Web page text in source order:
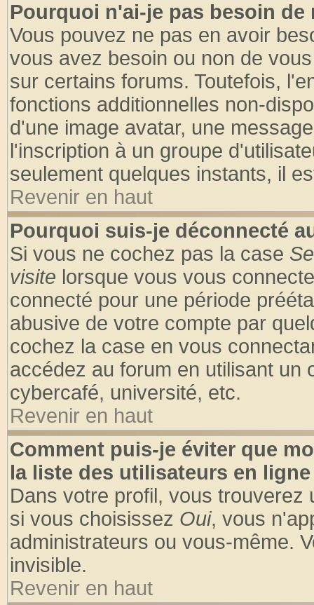
Pourquoi n'ai-je pas besoin de
Vous pouvez ne pas en avoir
vous avez besoin ou non de
sur certains forums. Toutefois,
fonctions additionnelles non-
d'une image avatar, une
l'inscription à un groupe
seulement quelques instants, il
Revenir en haut
Pourquoi suis-je déconnecté
Si vous ne cochez pas la case
visite lorsque vous vous
connecté pour une période
abusive de votre compte par
cochez la case en vous
accédez au forum en utilisant un
cybercafé, université, etc.
Revenir en haut
Comment puis-je éviter que
la liste des utilisateurs en
Dans votre profil, vous trouverez
si vous choisissez Oui, vous
administrateurs ou vous-même.
invisible.
Revenir en haut